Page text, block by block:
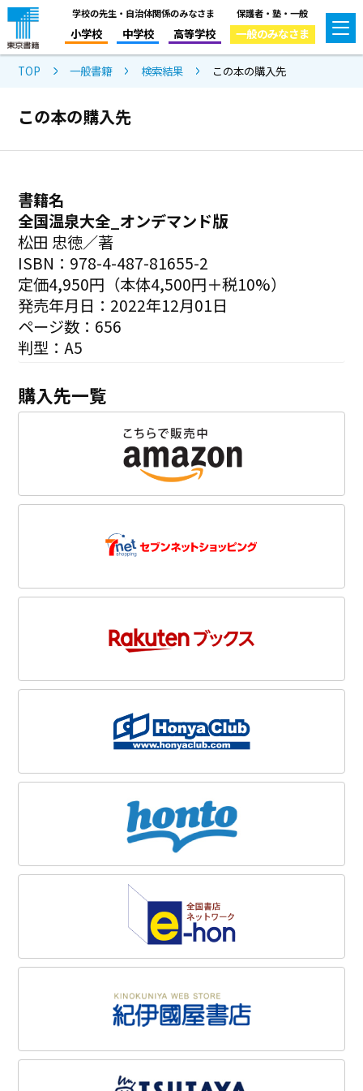
学校の先生・自治体関係のみなさま
小学校 中学校 高等学校
保護者・塾・一般
一般のみなさま
TOP 一般書籍 検索結果 この本の購入先
この本の購入先
書籍名
全国温泉大全_オンデマンド版
松田 忠徳／著
ISBN：978-4-487-81655-2
定価4,950円（本体4,500円＋税10%）
発売年月日：2022年12月01日
ページ数：656
判型：A5
購入先一覧